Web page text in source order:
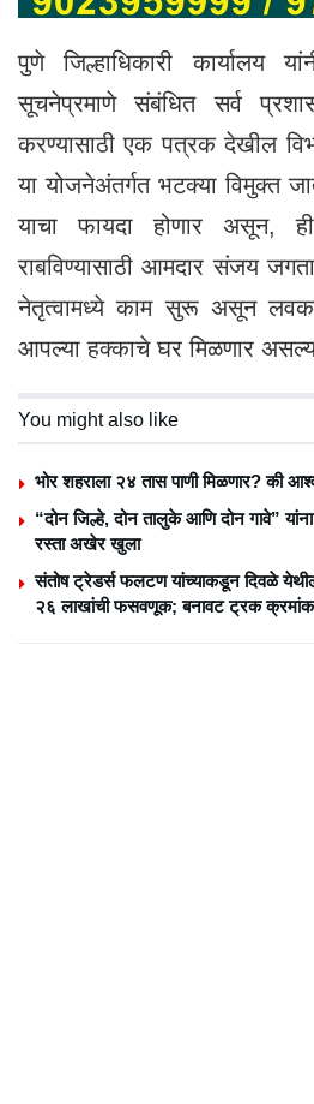
पुणे जिल्हाधिकारी कार्यालय
सूचनेप्रमाणे संबंधित सर्व
करण्यासाठी एक पत्रक देखील
या योजनेअंतर्गत भटक्या विमुक्त
याचा फायदा होणार असून,
राबविण्यासाठी आमदार संजय
नेतृत्वामध्ये काम सुरू असून
आपल्या हक्काचे घर मिळणार
You might also like
भोर शहराला २४ तास पाणी मिळणार? की
“दोन जिल्हे, दोन तालुके आणि दोन गावे” यांना
रस्ता अखेर खुला
संतोष ट्रेडर्स फलटण यांच्याकडून दिवळे येथील
२६ लाखांची फसवणूक; बनावट ट्रक